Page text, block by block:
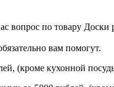
по товару Доски
вам помогут.
(кроме кухонной